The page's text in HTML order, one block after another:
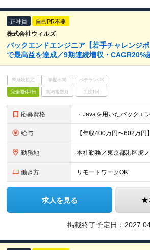
正社員 自己PR不要
株式会社ウィルズ
バックエンドエンジニア【若手チャレンジ
で最高益を達成／9期連続増収・CAGR20%
未経験歓迎 学歴不問 ベテランOK
完全週休2日 賞与複数月 面接1回
応募資格
給与
勤務地
働き方 リモートワークOK
求人を見る
掲載終了予定日：